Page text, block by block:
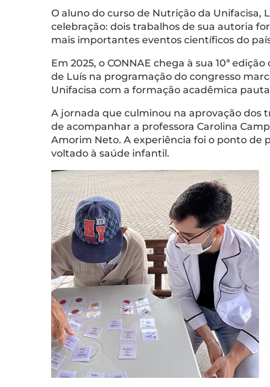
O aluno do curso de Nutrição da Unifacisa,
celebração: dois trabalhos de sua autoria
mais importantes eventos científicos do
Em 2025, o CONNAE chega à sua 10ª
de Luís na programação do congresso
Unifacisa com a formação acadêmica
A jornada que culminou na aprovação dos
de acompanhar a professora Carolina
Amorim Neto. A experiência foi o ponto
voltado à saúde infantil.